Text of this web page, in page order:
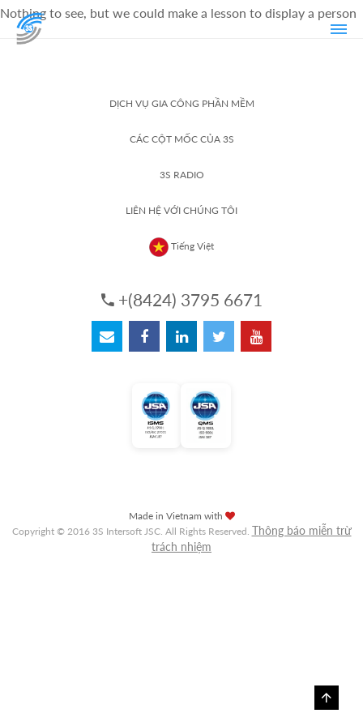
Nothing to see, but we could make a lesson to display a person
DỊCH VỤ GIA CÔNG PHẦN MỀM
CÁC CỘT MỐC CỦA 3S
3S RADIO
LIÊN HỆ VỚI CHÚNG TÔI
Tiếng Việt
+(8424) 3795 6671
Made in Vietnam with
Copyright © 2016 3S Intersoft JSC. All Rights Reserved. Thông báo miễn trừ
trách nhiệm